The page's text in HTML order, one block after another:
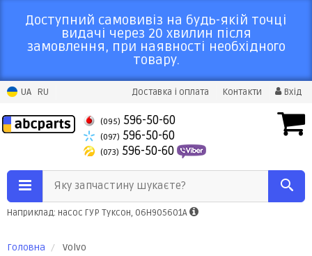
Доступний самовивіз на будь-якій точці
видачі через 20 хвилин після
замовлення, при наявності необхідного
товару.
UA RU Доставка і оплата Контакти Вхід
(095) 596-50-60
(097) 596-50-60
(073) 596-50-60
Яку запчастину шукаєте?
Наприклад: насос ГУР Туксон, 06H905601A
Головна Volvo